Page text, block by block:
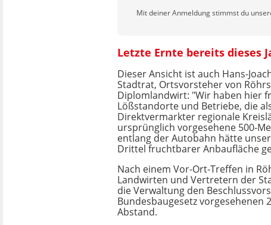
Mit deiner Anmeldung stimmst du
Letzte Ernte bereits dieses
Dieser Ansicht ist auch Hans-
Stadtrat, Ortsvorsteher von
Diplomlandwirt: "Wir haben hier
Lößstandorte und Betriebe, die
Direktvermarkter regionale
ursprünglich vorgesehene 500-
entlang der Autobahn hätte
Drittel fruchtbarer Anbaufläche
Nach einem Vor-Ort-Treffen in
Landwirten und Vertretern der
die Verwaltung den
Bundesbaugesetz vorgesehenen
Abstand.